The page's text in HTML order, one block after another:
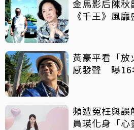
金馬影后陳秋
《千王》風
黃豪平看「放
感發聲 曝16
頻遭冤枉與誤
員瑛化身「心